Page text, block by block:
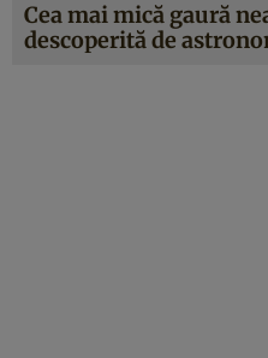
Cea mai mică gaură
descoperită de